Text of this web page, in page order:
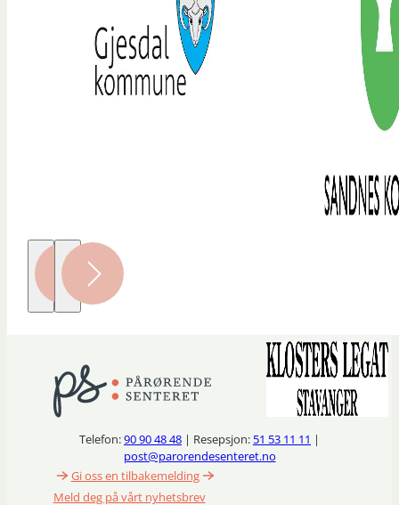
Telefon:90 90 48 48 | Resepsjon: 51 53 11 11 |
post@parorendesenteret.no
Gi oss en tilbakemelding
Meld deg på vårt nyhetsbrev